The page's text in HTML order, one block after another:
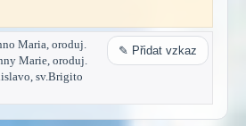
Maria, oroduj.
Marie, oroduj.
sv.Brigito
✎ Přidat vzkaz